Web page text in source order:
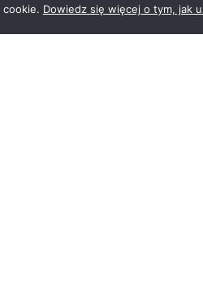
cookie. Dowiedz się więcej o tym, jak